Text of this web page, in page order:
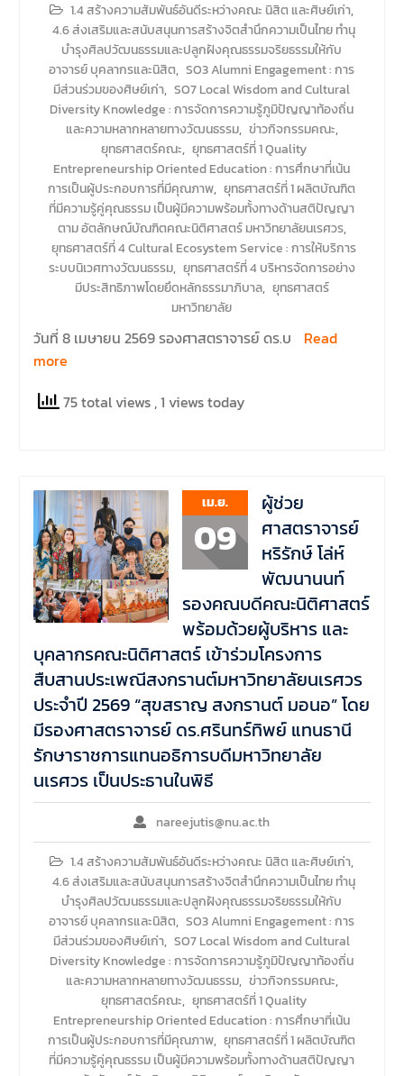
1.4 สร้างความสัมพันธ์อันดีระหว่างคณะ นิสิต และศิษย์เก่า,
4.6 ส่งเสริมและสนับสนุนการสร้างจิตสำนึกความเป็นไทย ทำนุ
บำรุงศิลปวัฒนธรรมและปลูกฝังคุณธรรมจริยธรรมให้กับ
อาจารย์ บุคลากรและนิสิต, SO3 Alumni Engagement : การ
มีส่วนร่วมของศิษย์เก่า, SO7 Local Wisdom and Cultural
Diversity Knowledge : การจัดการความรู้ภูมิปัญญาท้องถิ่น
และความหลากหลายทางวัฒนธรรม, ข่าวกิจกรรมคณะ,
ยุทธศาสตร์คณะ, ยุทธศาสตร์ที่ 1 Quality
Entrepreneurship Oriented Education : การศึกษาที่เน้น
การเป็นผู้ประกอบการที่มีคุณภาพ, ยุทธศาสตร์ที่ 1 ผลิตบัณฑิต
ที่มีความรู้คู่คุณธรรม เป็นผู้มีความพร้อมทั้งทางด้านสติปัญญา
ตาม อัตลักษณ์บัณฑิตคณะนิติศาสตร์ มหาวิทยาลัยนเรศวร,
ยุทธศาสตร์ที่ 4 Cultural Ecosystem Service : การให้บริการ
ระบบนิเวศทางวัฒนธรรม, ยุทธศาสตร์ที่ 4 บริหารจัดการอย่าง
มีประสิทธิภาพโดยยึดหลักธรรมาภิบาล, ยุทธศาสตร์
มหาวิทยาลัย
วันที่ 8 เมษายน 2569 รองศาสตราจารย์ ดร.บ
Read
more
75 total views , 1 views today
เม.ย.
09
ผู้ช่วย
ศาสตราจารย์
หริรักษ์ โล่ห์
พัฒนานนท์
รองคณบดีคณะนิติศาสตร์
พร้อมด้วยผู้บริหาร และ
บุคลากรคณะนิติศาสตร์ เข้าร่วมโครงการ
สืบสานประเพณีสงกรานต์มหาวิทยาลัยนเรศวร
ประจำปี 2569 “สุขสราญ สงกรานต์ มอนอ” โดย
มีรองศาสตราจารย์ ดร.ศรินทร์ทิพย์ แทนธานี
รักษาราชการแทนอธิการบดีมหาวิทยาลัย
นเรศวร เป็นประธานในพิธี
nareejutis@nu.ac.th
1.4 สร้างความสัมพันธ์อันดีระหว่างคณะ นิสิต และศิษย์เก่า,
4.6 ส่งเสริมและสนับสนุนการสร้างจิตสำนึกความเป็นไทย ทำนุ
บำรุงศิลปวัฒนธรรมและปลูกฝังคุณธรรมจริยธรรมให้กับ
อาจารย์ บุคลากรและนิสิต, SO3 Alumni Engagement : การ
มีส่วนร่วมของศิษย์เก่า, SO7 Local Wisdom and Cultural
Diversity Knowledge : การจัดการความรู้ภูมิปัญญาท้องถิ่น
และความหลากหลายทางวัฒนธรรม, ข่าวกิจกรรมคณะ,
ยุทธศาสตร์คณะ, ยุทธศาสตร์ที่ 1 Quality
Entrepreneurship Oriented Education : การศึกษาที่เน้น
การเป็นผู้ประกอบการที่มีคุณภาพ, ยุทธศาสตร์ที่ 1 ผลิตบัณฑิต
ที่มีความรู้คู่คุณธรรม เป็นผู้มีความพร้อมทั้งทางด้านสติปัญญา